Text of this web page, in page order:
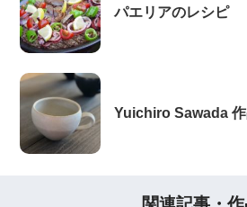
パエリアのレシピ
Yuichiro Sawada